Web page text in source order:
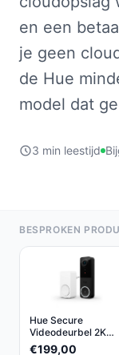
en een
je geen
de Hue
model dat
3 min leestijd
BESPROKEN
Hue Secure
Videodeurbel 2K
met Tweeric...
€199,00